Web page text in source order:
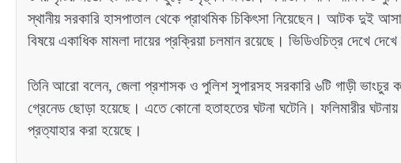
স্থানীয় সরকারি হাসপাতাল থেকে প্রাথমিক চিকিৎসা নিয়েছেন। আটক দুই
বিষয়ে একাধিক মামলা দায়ের প্রক্রিয়া চলমান রয়েছে। ভিডিওচিত্র দেখে
তিনি আরো বলেন, জেলা প্রশাসক ও পুলিশ সুপারসহ সরকারি ৬টি গাড়ী ভাংচুর
গ্রেনেড ছোড়া হয়েছে। এতে কোনো হতাহতের ঘটনা ঘটেনি। ফলিমারীর
প্রত্যাহার করা হয়েছে।